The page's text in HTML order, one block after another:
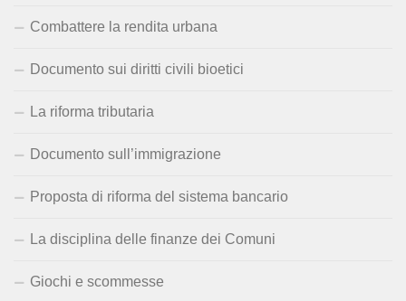
Combattere la rendita urbana
Documento sui diritti civili bioetici
La riforma tributaria
Documento sull’immigrazione
Proposta di riforma del sistema bancario
La disciplina delle finanze dei Comuni
Giochi e scommesse